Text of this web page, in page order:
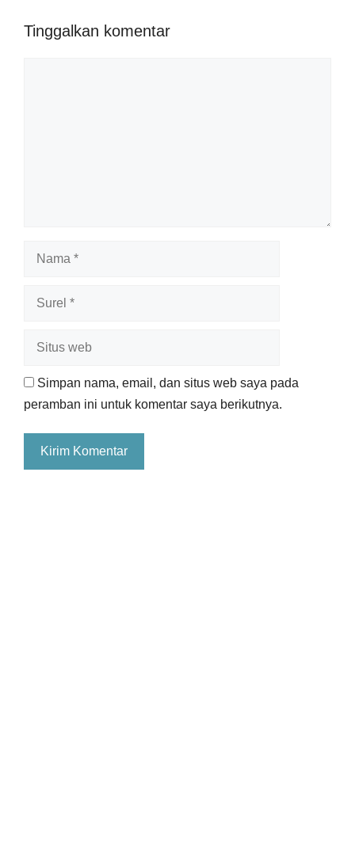
Tinggalkan komentar
Simpan nama, email, dan situs web saya pada
peramban ini untuk komentar saya berikutnya.